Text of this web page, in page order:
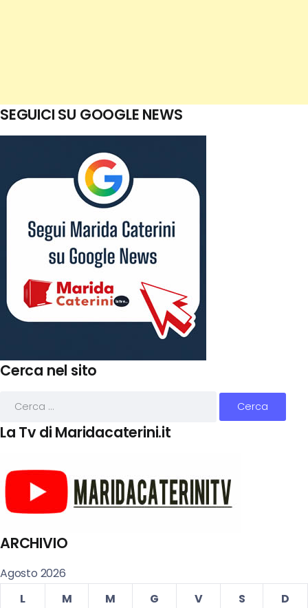
SEGUICI SU GOOGLE NEWS
Cerca nel sito
La Tv di Maridacaterini.it
ARCHIVIO
Agosto 2026
L
M M G V S
D